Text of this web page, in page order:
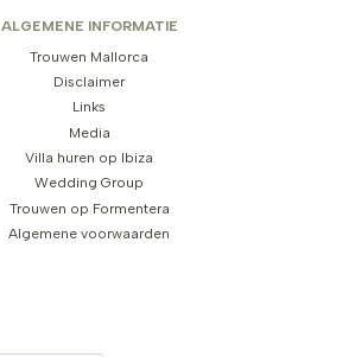
ALGEMENE INFORMATIE
Trouwen Mallorca
Disclaimer
Links
Media
Villa huren op Ibiza
Wedding Group
Trouwen op Formentera
Algemene voorwaarden